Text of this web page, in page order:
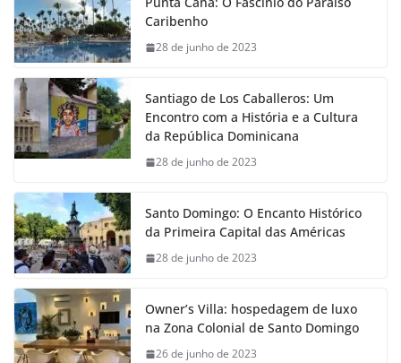
Caribenho
28 de junho de 2023
Santiago de Los Caballeros: Um
Encontro com a História e a Cultura
da República Dominicana
28 de junho de 2023
Santo Domingo: O Encanto Histórico
da Primeira Capital das Américas
28 de junho de 2023
Owner’s Villa: hospedagem de luxo
na Zona Colonial de Santo Domingo
26 de junho de 2023